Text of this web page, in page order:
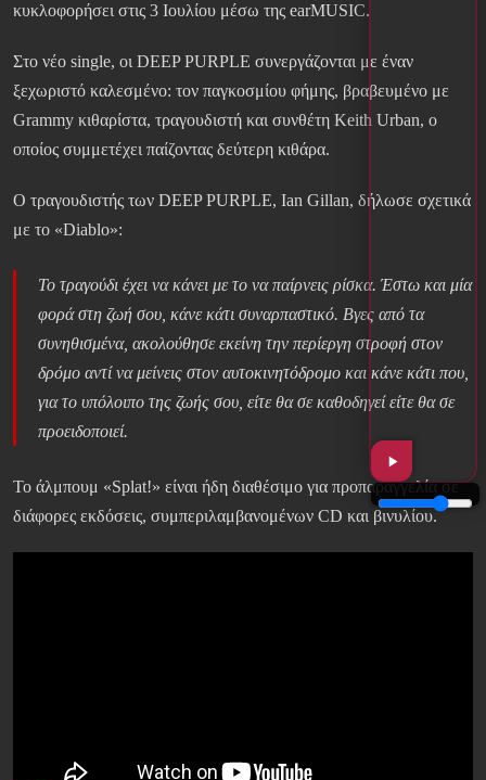
κυκλοφορήσει στις 3 Ιουλίου μέσω της earMUSIC.
Στο νέο single, οι DEEP PURPLE συνεργάζονται με έναν
ξεχωριστό καλεσμένο: τον παγκοσμίου φήμης, βραβευμένο με
Grammy κιθαρίστα, τραγουδιστή και συνθέτη Keith Urban, ο
οποίος συμμετέχει παίζοντας δεύτερη κιθάρα.
Ο τραγουδιστής των DEEP PURPLE, Ian Gillan, δήλωσε σχετικά
με το «Diablo»:
Το τραγούδι έχει να κάνει με το να παίρνεις ρίσκα. Έστω και μία
φορά στη ζωή σου, κάνε κάτι συναρπαστικό. Βγες από τα
συνηθισμένα, ακολούθησε εκείνη την περίεργη στροφή στον
δρόμο αντί να μείνεις στον αυτοκινητόδρομο και κάνε κάτι που,
για το υπόλοιπο της ζωής σου, είτε θα σε καθοδηγεί είτε θα σε
προειδοποιεί.
Το άλμπουμ «Splat!» είναι ήδη διαθέσιμο για προπαραγγελία σε
διάφορες εκδόσεις, συμπεριλαμβανομένων CD και βινυλίου.